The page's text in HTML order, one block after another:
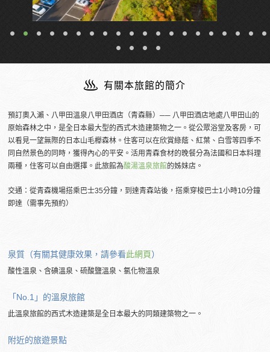
有關本旅館的簡介
預訂奧入瀨、八甲田溫泉八甲田酒店（青森縣）── 八甲田酒店地處八甲田山的
原始森林之中，是全日本最大型的西式木造建築物之一。從公眾浴堂及客房，可
以看見一望無際的日本山毛櫸森林。住客可以在欣賞綠蔭、紅葉、白雪等四季不
同自然景色的同時，獲得內心的平安。活用青森食材的晚餐分為法國和日本料理
兩種，住客可以自由選擇。此旅館為酸湯溫泉旅館的姊妹店。
交通：從青森機場搭乘巴士35分鐘，到達青森站後，搭乘穿梭巴士1小時10分鐘
即達（需事先預約）
泉質（有關其健康效果，請參看此網頁）
酸性溫泉、含碘溫泉、硫酸鹽溫泉、氯化物溫泉
「No.1」的溫泉旅館
此溫泉旅館的西式木造建築是全日本最大的同類建築物之一。
附近的旅遊景點